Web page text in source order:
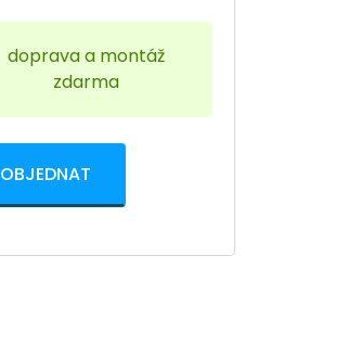
doprava a montáž
zdarma
OBJEDNAT